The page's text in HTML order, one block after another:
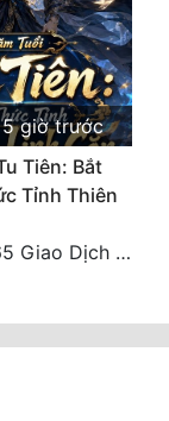
giờ trước
Tiên: Bắt
Tỉnh Thiên
Chương 865 Giao Dịch Chí Cao Tiên Thuật!